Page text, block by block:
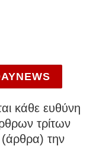
κάθε ευθύνη
τρίτων
(άρθρα) την